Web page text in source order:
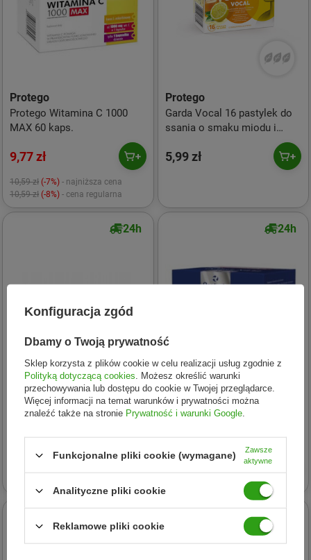
Protego
Protego Witamina C 1000
MAX 60 kaps.
9,77 zł
10,59 zł (-7%) - najniższa cena
10,59 zł (-8%) - cena regularna
Protego
Garda Vocal 16 pastylek do
ssania o smaku miodu i
5,99 zł
24h
Protego
Max 60 kaps.
24h
Protego
hyrolizat kolagenu 30
ampułek smak owoce leśne
Konfiguracja zgód
Dbamy o Twoją prywatność
Sklep korzysta z plików cookie w celu realizacji usług zgodnie z
Polityką dotyczącą cookies . Możesz określić warunki
przechowywania lub dostępu do cookie w Twojej przeglądarce.
Więcej informacji na temat warunków i prywatności można
znaleźć także na stronie Prywatność i warunki Google
Funkcjonalne pliki cookie (wymagane)
Zawsze
aktywne
Analityczne pliki cookie
Reklamowe pliki cookie